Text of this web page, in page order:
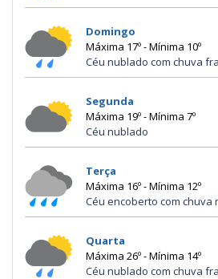
Domingo
Máxima 17º - Mínima 10º
Céu nublado com chuva
Segunda
Máxima 19º - Mínima 7º
Céu nublado
Terça
Máxima 16º - Mínima 12º
Céu encoberto com chuva
Quarta
Máxima 26º - Mínima 14º
Céu nublado com chuva